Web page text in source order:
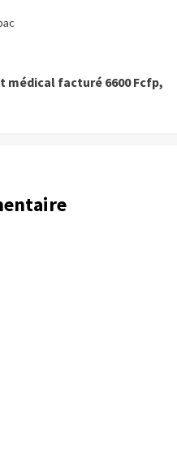
médical facturé 6600 Fcfp,